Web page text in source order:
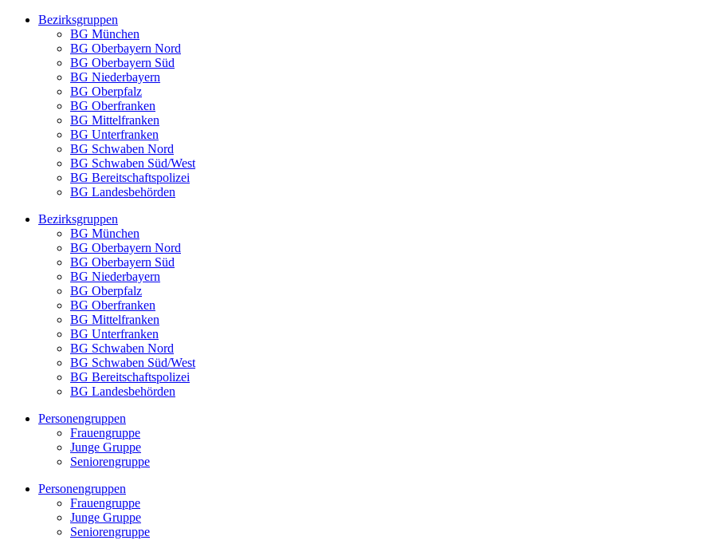
Bezirksgruppen
BG München
BG Oberbayern Nord
BG Oberbayern Süd
BG Niederbayern
BG Oberpfalz
BG Oberfranken
BG Mittelfranken
BG Unterfranken
BG Schwaben Nord
BG Schwaben Süd/West
BG Bereitschaftspolizei
BG Landesbehörden
Bezirksgruppen
BG München
BG Oberbayern Nord
BG Oberbayern Süd
BG Niederbayern
BG Oberpfalz
BG Oberfranken
BG Mittelfranken
BG Unterfranken
BG Schwaben Nord
BG Schwaben Süd/West
BG Bereitschaftspolizei
BG Landesbehörden
Personengruppen
Frauengruppe
Junge Gruppe
Seniorengruppe
Personengruppen
Frauengruppe
Junge Gruppe
Seniorengruppe